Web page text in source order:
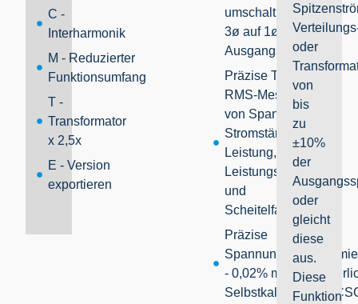
C -
Interharmonik
M - Reduzierter
Funktionsumfang
T -
Transformator
x 2,5x
E - Version
exportieren
umschaltbar von
3ø auf 1ø
Ausgangsleistung.
Präzise True-
RMS-Messung
von Spannung,
Stromstärke,
Leistung, VA,
Leistungsfaktor
und
Scheitelfaktor
Präzise
- 0,02% mit
Selbstkalibrierung
oder
von
bis
zu
±10%
der
oder
gleicht
diese
aus.
Diese
Funktion